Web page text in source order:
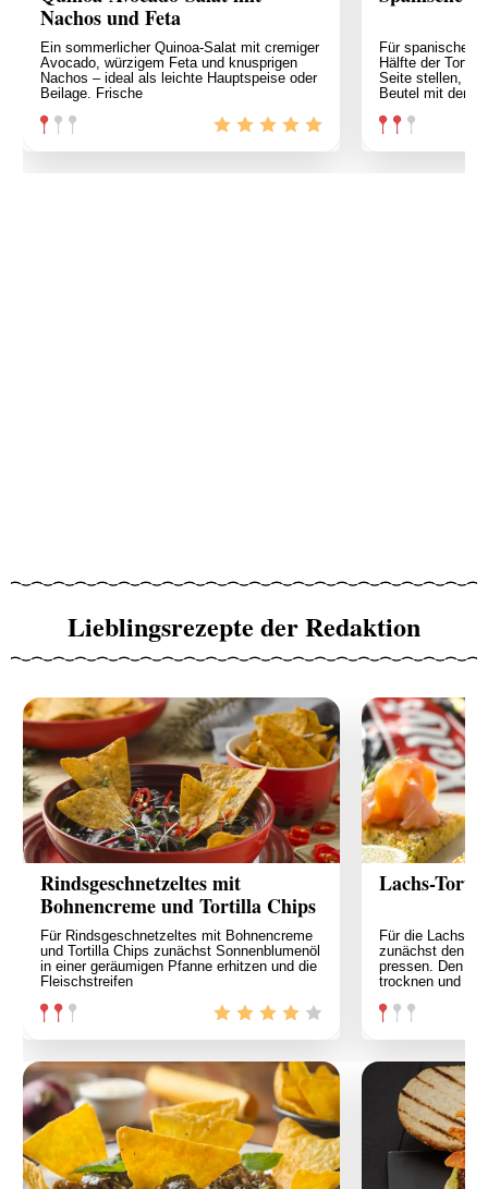
Nachos und Feta
Ein sommerlicher Quinoa-Salat mit cremiger
Avocado, würzigem Feta und knusprigen
Nachos – ideal als leichte Hauptspeise oder
Beilage. Frische
Für spanische
Hälfte der
Seite stellen,
Beutel mit den
Lieblingsrezepte der Redaktion
Rindsgeschnetzeltes mit
Bohnencreme und Tortilla Chips
Für Rindsgeschnetzeltes mit Bohnencreme
und Tortilla Chips zunächst Sonnenblumenöl
in einer geräumigen Pfanne erhitzen und die
Fleischstreifen
Lachs-
Für die Lachs-
zunächst den
pressen. Den
trocknen und